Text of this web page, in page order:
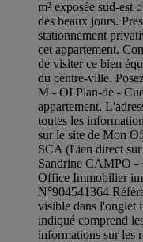
m² exposée sud-est
des beaux jours.
stationnement
cet appartement.
de visiter ce bien
du centre-ville.
M - OI Plan-de -
appartement.
toutes les
sur le site de Mon
SCA (Lien direct
Sandrine CAMPO -
Office Immobilier
N°904541364
visible dans l'onglet
indiqué comprend
informations sur les